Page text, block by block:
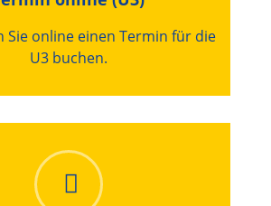
Sie online einen Termin für die
U3 buchen.